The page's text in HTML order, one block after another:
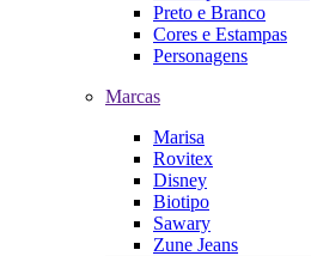
Preto e Branco
Cores e Estampas
Personagens
Marcas
Marisa
Rovitex
Disney
Biotipo
Sawary
Zune Jeans